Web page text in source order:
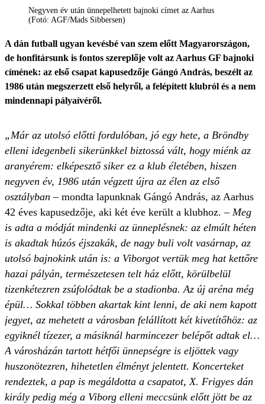
Negyven év után ünnepelhetett bajnoki címet az Aarhus
(Fotó: AGF/Mads Sibbersen)
A dán futball ugyan kevésbé van szem előtt Magyarországon,
de honfitársunk is fontos szereplője volt az Aarhus GF bajnoki
címének: az első csapat kapusedzője Gángó András, beszélt az
1986 után megszerzett első helyről, a felépített klubról és a nem
mindennapi pályaívéről.
„Már az utolsó előtti fordulóban, jó egy hete, a Bröndby
elleni idegenbeli sikerünkkel biztossá vált, hogy miénk az
arany­érem: elképesztő siker ez a klub életében, hiszen
negyven év, 1986 után végzett újra az élen az első
osztályban – mondta lapunknak Gángó András, az Aarhus
42 éves kapusedzője, aki két éve került a klubhoz. – Meg
is adta a módját mindenki az ünneplésnek: az elmúlt héten
is akadtak húzós éjszakák, de nagy buli volt vasárnap, az
utolsó bajnokink után is: a Viborgot vertük meg hat kettőre
hazai pályán, természetesen telt ház előtt, körülbelül
tizenkétezren zsúfolódtak be a stadionba. Az új aréna még
épül… Sokkal többen akartak kint lenni, de aki nem kapott
jegyet, az mehetett a városban felállított két kivetítőhöz: az
egyiknél tízezer, a másiknál harmincezer belépőt adtak el…
A városházán tartott hétfői ünnepségre is eljöttek vagy
huszonötezren, hihetetlen élményt jelentett. Koncerteket
rendeztek, a pap is megáldotta a csapatot, X. Frigyes dán
király pedig még a Viborg elleni meccsünk előtt jött be az